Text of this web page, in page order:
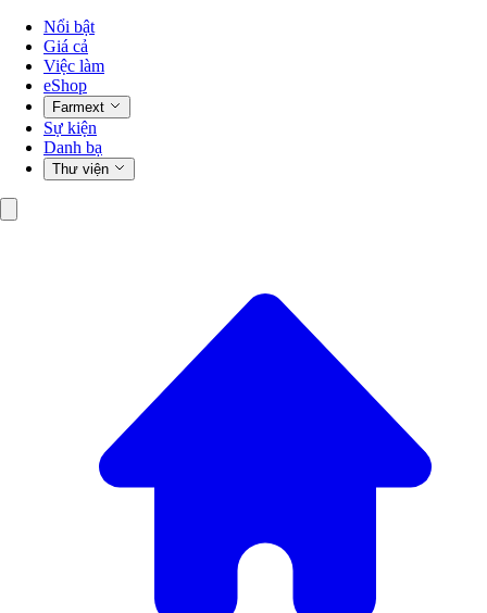
Nổi bật
Giá cả
Việc làm
eShop
Farmext
Sự kiện
Danh bạ
Thư viện